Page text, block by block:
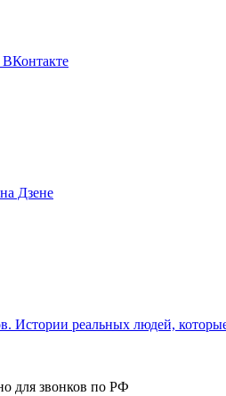
Дзене
Истории реальных людей,
для звонков по РФ